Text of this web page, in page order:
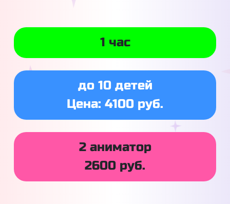
1 час
до 10 детей
Цена: 4100 руб.
2 аниматор
2600 руб.